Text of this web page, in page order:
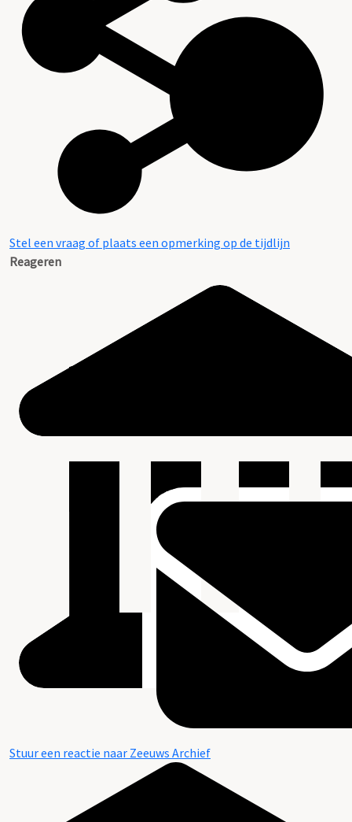
Stel een vraag of plaats een opmerking op de tijdlijn
Reageren
Stuur een reactie naar Zeeuws Archief